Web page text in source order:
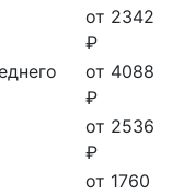
от 2342
₽
от 4088
₽
от 2536
₽
от 1760